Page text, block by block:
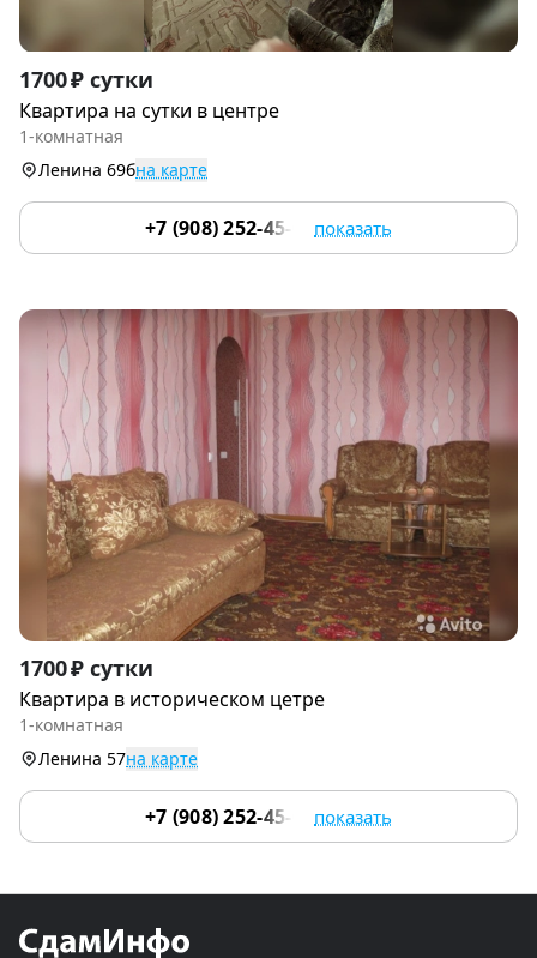
Item
1
of
4
1700 ₽ сутки
Квартира на сутки в центре
1-комнатная
Ленина 69бна карте
+7 (908) 252-45-03 показать
Item
1
of
1700 ₽ сутки
Квартира в историческом цетре
1-комнатная
Ленина 57на карте
+7 (908) 252-45-03 показать